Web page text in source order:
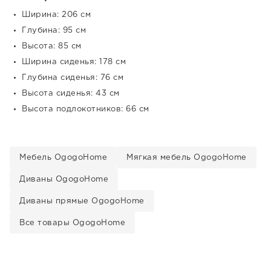
Ширина: 206 см
Глубина: 95 см
Высота: 85 см
Ширина сиденья: 178 см
Глубина сиденья: 76 см
Высота сиденья: 43 см
Высота подлокотников: 66 см
Мебель OgogoHome Мягкая мебель OgogoHome
Диваны OgogoHome
Диваны прямые OgogoHome
Все товары OgogoHome